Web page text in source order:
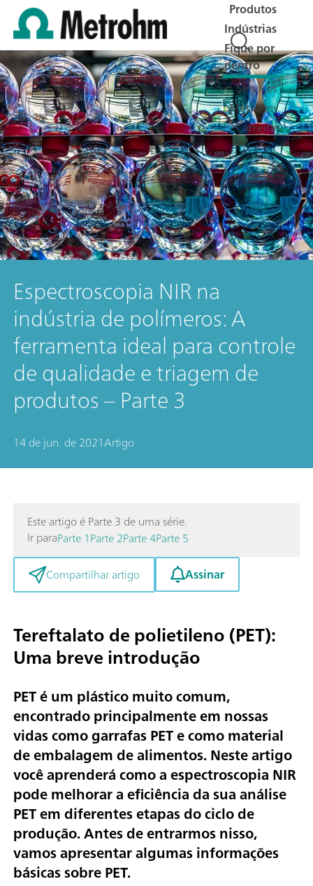
Produtos
Indústrias
Fique por
dentro
Serviços
Metrohm
Carreira
Espectroscopia NIR na
indústria de polímeros: A
ferramenta ideal para controle
de qualidade e triagem de
produtos – Parte 3
14 de jun. de 2021Artigo
Este artigo é Parte 3 de uma série.
Ir paraParte 1Parte 2Parte 4Parte 5
Compartilhar artigo
Assinar
Tereftalato de polietileno (PET):
Uma breve introdução
PET é um plástico muito comum,
encontrado principalmente em nossas
vidas como garrafas PET e como material
de embalagem de alimentos. Neste artigo
você aprenderá como a espectroscopia NIR
pode melhorar a eficiência da sua análise
PET em diferentes etapas do ciclo de
produção. Antes de entrarmos nisso,
vamos apresentar algumas informações
básicas sobre PET.